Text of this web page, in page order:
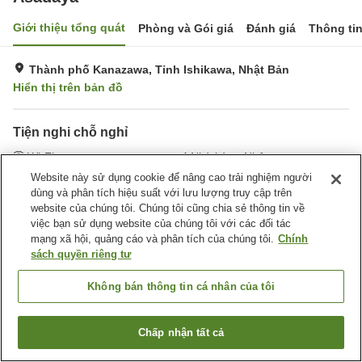
Giới thiệu tổng quát Phòng và Gói giá Đánh giá Thông
Thành phố Kanazawa, Tỉnh Ishikawa, Nhật Bản
Hiển thị trên bản đồ
Tiện nghi chỗ nghỉ
Wi-Fi
Nhà hàng Nhật
Nhà Tắm Công Cộng
Trang chủ Nhật Bản Tỉnh Ishikawa
Thành phố Kanazawa
Asadaya
Tìm phòng trống
Website này sử dụng cookie để nâng cao trải nghiệm người
dùng và phân tích hiệu suất với lưu lượng truy cập trên
website của chúng tôi. Chúng tôi cũng chia sẻ thông tin về
việc bạn sử dụng website của chúng tôi với các đối tác
mạng xã hội, quảng cáo và phân tích của chúng tôi. Chính
sách quyền riêng tư
Không bán thông tin cá nhân của tôi
Chấp nhận tất cả